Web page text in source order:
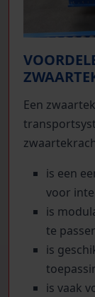
Een
is een
voor
is
te
is
is vaak